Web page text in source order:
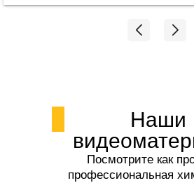
Наши
Посмотрите как
профессиональная